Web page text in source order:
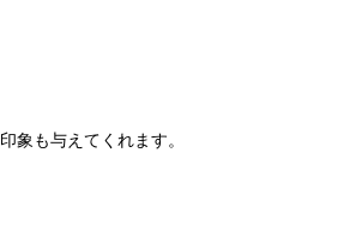
象も与えてくれます。